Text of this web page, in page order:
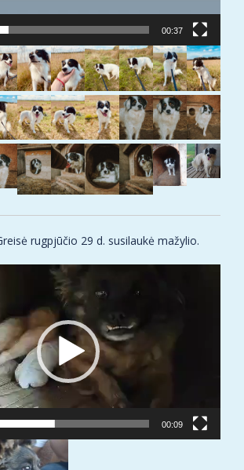
00:37
rugpjūčio 29 d. susilaukė mažylio.
00:09